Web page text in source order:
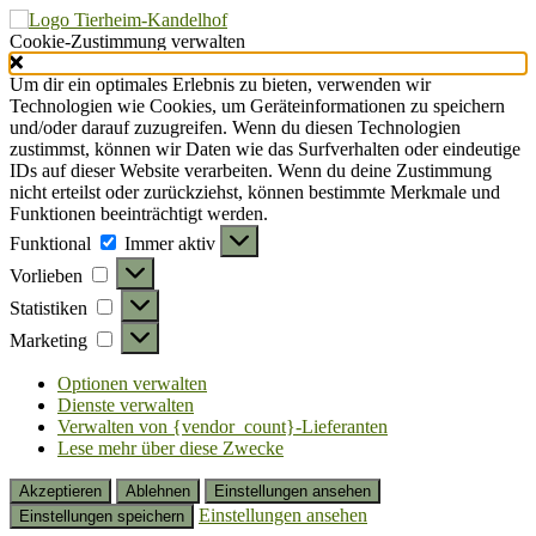
Cookie-Zustimmung verwalten
Um dir ein optimales Erlebnis zu bieten, verwenden wir
Technologien wie Cookies, um Geräteinformationen zu speichern
und/oder darauf zuzugreifen. Wenn du diesen Technologien
zustimmst, können wir Daten wie das Surfverhalten oder eindeutige
IDs auf dieser Website verarbeiten. Wenn du deine Zustimmung
nicht erteilst oder zurückziehst, können bestimmte Merkmale und
Funktionen beeinträchtigt werden.
Funktional
Funktional
Immer aktiv
Vorlieben
Vorlieben
Statistiken Statistiken
Marketing Marketing
Optionen verwalten
Dienste verwalten
Verwalten von {vendor_count}-Lieferanten
Lese mehr über diese Zwecke
Akzeptieren Ablehnen
Einstellungen ansehen
Einstellungen speichern
Einstellungen ansehen